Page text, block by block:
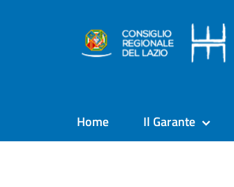
Home Il Garante